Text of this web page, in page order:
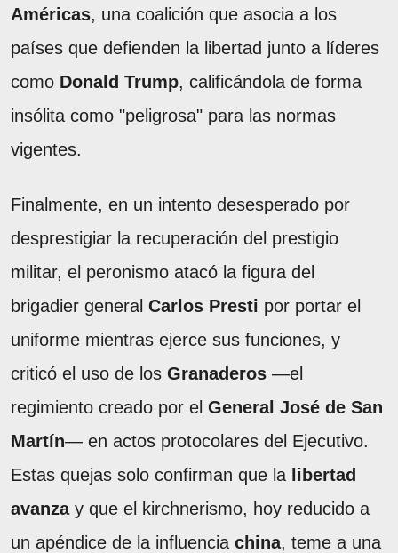
Américas, una coalición que asocia a los
países que defienden la libertad junto a líderes
como Donald Trump, calificándola de forma
insólita como "peligrosa" para las normas
vigentes.
Finalmente, en un intento desesperado por
desprestigiar la recuperación del prestigio
militar, el peronismo atacó la figura del
brigadier general Carlos Presti por portar el
uniforme mientras ejerce sus funciones, y
criticó el uso de los Granaderos —el
regimiento creado por el General José de San
Martín— en actos protocolares del Ejecutivo.
Estas quejas solo confirman que la libertad
avanzay que el kirchnerismo, hoy reducido a
un apéndice de la influencia china, teme a una